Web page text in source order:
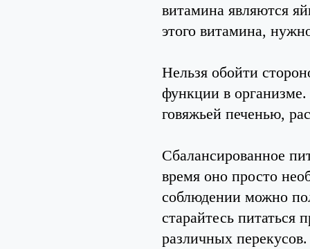
витамина являются
этого витамина,
Нельзя обойти
функции в
говяжьей печенью,
Сбалансированное
время оно просто
соблюдении можно
старайтесь питаться
различных